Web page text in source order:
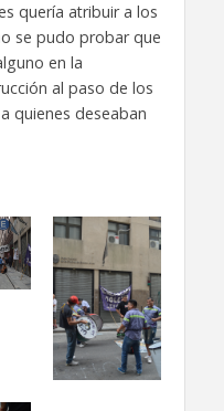
quería atribuir a los
se pudo probar que
en la
al paso de los
quienes deseaban